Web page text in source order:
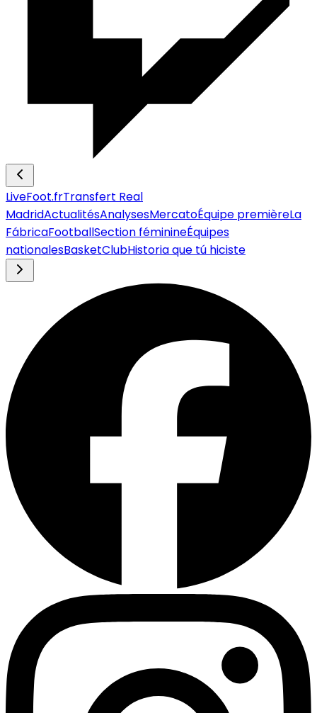
LiveFoot.frTransfert Real
MadridActualitésAnalysesMercatoÉquipe premièreLa
FábricaFootballSection féminineÉquipes
nationalesBasketClubHistoria que tú hiciste